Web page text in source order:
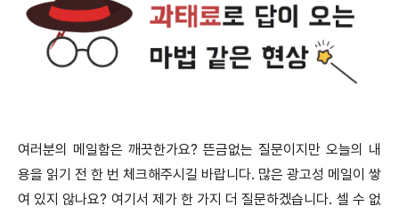
여러분의 메일함은 깨끗한가요? 뜬금없는 질문이지만 오늘의 내
용을 읽기 전 한 번 체크해주시길 바랍니다. 많은 광고성 메일이 쌓
여 있지 않나요? 여기서 제가 한 가지 더 질문하겠습니다. 셀 수 없